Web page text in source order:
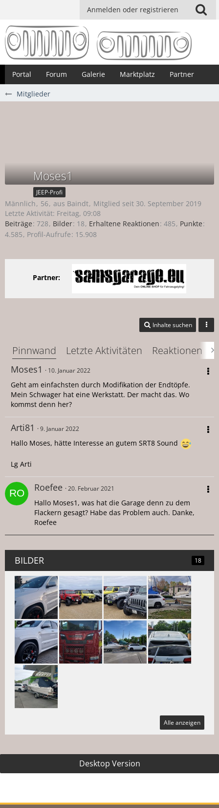
Anmelden oder registrieren
Portal Forum Galerie Marktplatz Partner
Mitglieder
Moses1
JEEP-Profi
Männlich 56 aus Baindt Mitglied seit 30. September 2019
Letzte Aktivität: Freitag, 09:08
Beiträge 728 Bilder 18 Erhaltene Reaktionen 485 Punkte
4.585 Profil-Aufrufe 15.908
Partner:
Inhalte suchen
Pinnwand Letzte Aktivitäten Reaktionen
Moses1 10. Januar 2022
Geht am einfachsten durch Modifikation der Endtöpfe.
Mein Schwager hat eine Werkstatt. Der macht das. Wo
kommst denn her?
Arti81 9. Januar 2022
Hallo Moses, hätte Interesse an gutem SRT8 Sound
Lg Arti
Roefee 20. Februar 2021
Hallo Moses1, was hat die Garage denn zu dem
Flackern gesagt? Habe das Problem auch. Danke,
Roefee
BILDER 18
Alle anzeigen
Desktop Version